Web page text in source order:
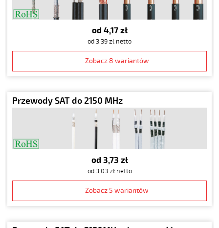
od 4,17 zł
od 3,39 zł netto
Zobacz 8 wariantów
Przewody SAT do 2150 MHz
od 3,73 zł
od 3,03 zł netto
Zobacz 5 wariantów